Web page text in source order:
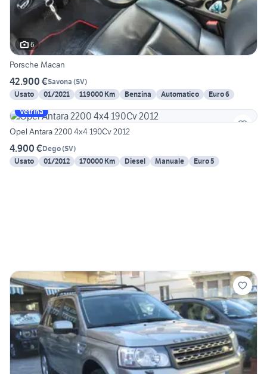
6
Porsche Macan
42.900 €Savona (SV)
Usato
01/2021 119000 Km Benzina Automatico
Euro 6
Vetrina
Opel Antara 2200 4x4 190Cv 2012
4.900 €Dego(SV)
Usato
01/2012 170000 Km Diesel Manuale Euro 5